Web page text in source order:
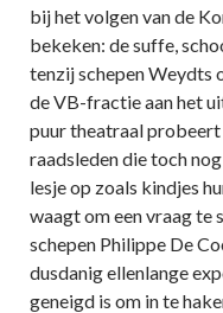
bij het volgen van de
bekeken: de suffe,
tenzij schepen Weydts
de VB-fractie aan het
puur theatraal
raadsleden die toch
lesje op zoals kindjes
waagt om een vraag te
schepen Philippe De
dusdanig ellenlange
geneigd is om in te